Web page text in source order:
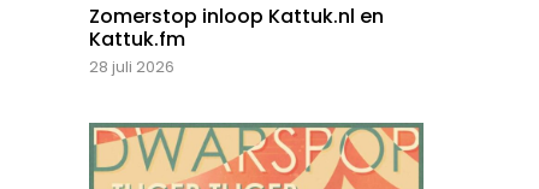
Zomerstop inloop Kattuk.nl en
Kattuk.fm
28 juli 2026